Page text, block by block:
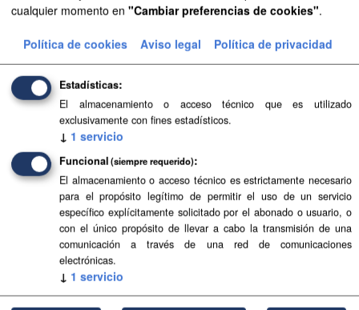
Aprobación Definitiva...
Aprobación Definitiva...
Aprobación Definitiva...
Aprobación Definitiva...
Aprobación Definitiva...
Aprobación Definitiva...
Aprobación Definitiva...
Aprobación Definitiva...
cualquier momento en "Cambiar preferencias de cookies".
Política de cookies Aviso legal Política de privacidad
Estadísticas
El almacenamiento o acceso técnico que es utilizado
exclusivamente con fines estadísticos.
↓ 1 servicio
Funcional (siempre requerido)
El almacenamiento o acceso técnico es estrictamente necesario
para el propósito legítimo de permitir el uso de un servicio
específico explícitamente solicitado por el abonado o usuario, o
con el único propósito de llevar a cabo la transmisión de una
comunicación a través de una red de comunicaciones
electrónicas.
↓ 1 servicio